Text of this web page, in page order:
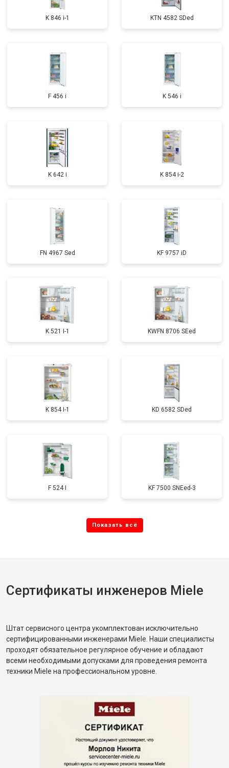
K 846 i-1 KTN 4582 SDed
F 456 i K 546 i
K 642 i K 854 i-2
FN 4967 Sed KF 9757 iD
K 521 I-1 KWFN 8706 SEed
K 854 I-1 KD 6582 SDed
F 524 I KF 7500 SNEed-3
Сертификаты инженеров Miele
Штат сервисного центра укомплектован исключительно
сертифицированными инженерами Miele. Наши специалисты
проходят обязательное регулярное обучение и обладают
всеми необходимыми допусками для проведения ремонта
техники Miele на профессиональном уровне.